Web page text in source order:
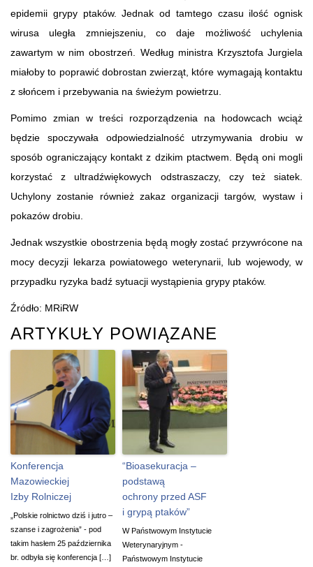
epidemii grypy ptaków. Jednak od tamtego czasu ilość ognisk
wirusa uległa zmniejszeniu, co daje możliwość uchylenia
zawartym w nim obostrzeń. Według ministra Krzysztofa Jurgiela
miałoby to poprawić dobrostan zwierząt, które wymagają kontaktu
z słońcem i przebywania na świeżym powietrzu.
Pomimo zmian w treści rozporządzenia na hodowcach wciąż
będzie spoczywała odpowiedzialność utrzymywania drobiu w
sposób ograniczający kontakt z dzikim ptactwem. Będą oni mogli
korzystać z ultradźwiękowych odstraszaczy, czy też siatek.
Uchylony zostanie również zakaz organizacji targów, wystaw i
pokazów drobiu.
Jednak wszystkie obostrzenia będą mogły zostać przywrócone na
mocy decyzji lekarza powiatowego weterynarii, lub wojewody, w
przypadku ryzyka badź sytuacji wystąpienia grypy ptaków.
Źródło: MRiRW
ARTYKUŁY POWIĄZANE
Konferencja
Mazowieckiej
Izby Rolniczej
„Polskie rolnictwo dziś i jutro –
szanse i zagrożenia” - pod
takim hasłem 25 października
br. odbyła się konferencja […]
“Bioasekuracja –
podstawą
ochrony przed ASF
i grypą ptaków”
W Państwowym Instytucie
Weterynaryjnym -
Państwowym Instytucie